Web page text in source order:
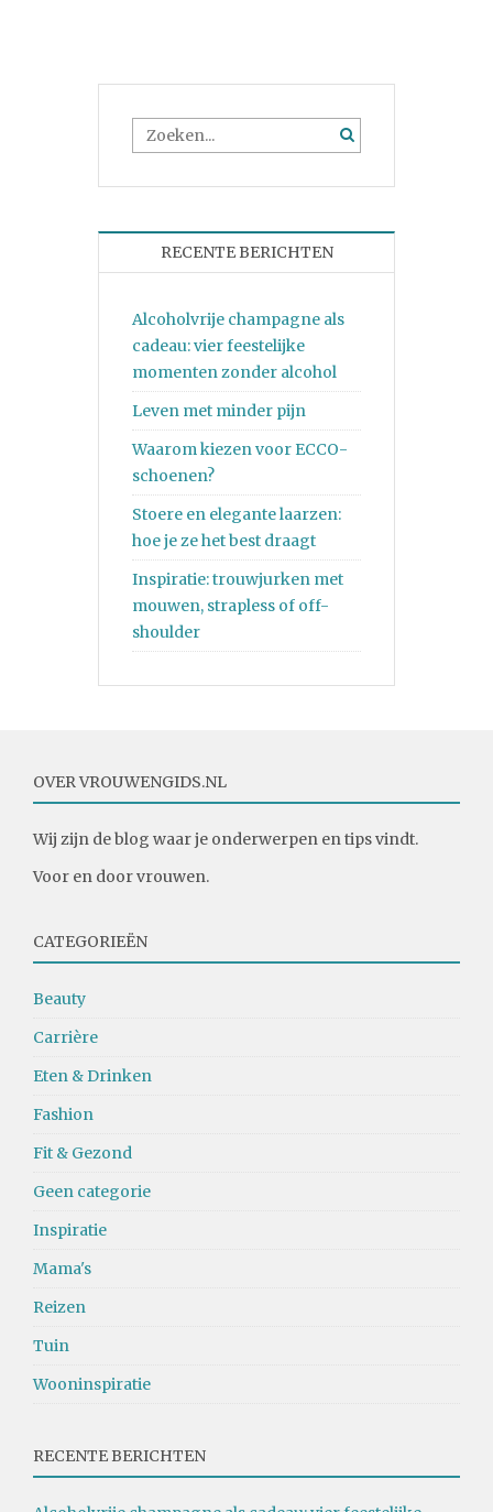
RECENTE BERICHTEN
Alcoholvrije champagne als
cadeau: vier feestelijke
momenten zonder alcohol
Leven met minder pijn
Waarom kiezen voor ECCO-
schoenen?
Stoere en elegante laarzen:
hoe je ze het best draagt
Inspiratie: trouwjurken met
mouwen, strapless of off-
shoulder
OVER VROUWENGIDS.NL
Wij zijn de blog waar je onderwerpen en tips vindt.
Voor en door vrouwen.
CATEGORIEËN
Beauty
Carrière
Eten & Drinken
Fashion
Fit & Gezond
Geen categorie
Inspiratie
Mama's
Reizen
Tuin
Wooninspiratie
RECENTE BERICHTEN